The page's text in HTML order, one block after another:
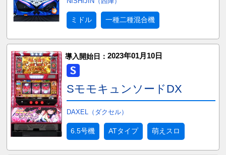
ミドル 一種二種混合機
導入開始日： 2023年01月10日
SモモキュンソードDX
DAXEL（ダクセル）
6.5号機 ATタイプ 萌えスロ